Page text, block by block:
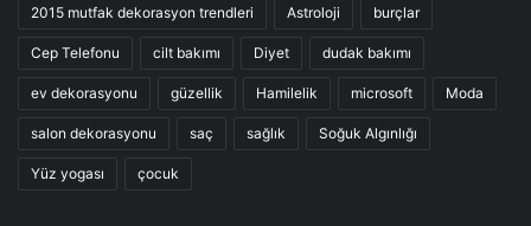
2015 mutfak dekorasyon trendleri Astroloji burçlar
Cep Telefonu cilt bakımı Diyet dudak bakımı
ev dekorasyonu güzellik Hamilelik microsoft Moda
salon dekorasyonu saç sağlık Soğuk Algınlığı
Yüz yogası çocuk